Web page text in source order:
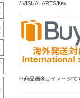
©VISUAL ARTS/Key
※商品画像はイメージで